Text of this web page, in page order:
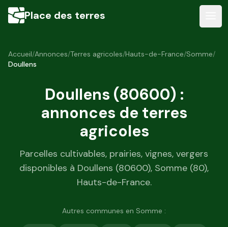
Place des terres
Accueil/Annonces/Terres agricoles/Hauts-de-France/Somme/
Doullens
Doullens (80600) :
annonces de terres
agricoles
Parcelles cultivables, prairies, vignes, vergers
disponibles à Doullens (80600), Somme (80),
Hauts-de-France.
Autres communes en Somme :